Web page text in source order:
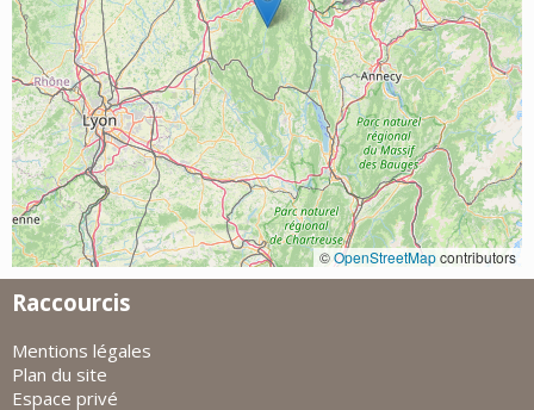
©OpenStreetMapcontributors
Raccourcis
Mentions légales
Plan du site
Espace privé